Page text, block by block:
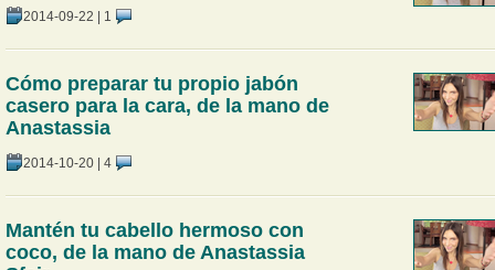
2014-09-22 | 1
Cómo preparar tu propio jabón
casero para la cara, de la mano de
Anastassia
2014-10-20| 4
Mantén tu cabello hermoso con
coco, de la mano de Anastassia